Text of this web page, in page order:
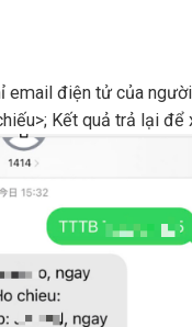
email điện tử của
Kết quả trả lại để